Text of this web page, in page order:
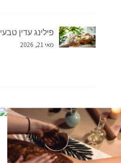
פילינג עדין טבעי
מאי 21, 2026